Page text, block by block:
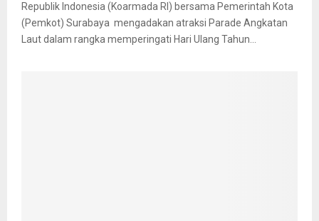
Republik Indonesia (Koarmada RI) bersama Pemerintah Kota
(Pemkot) Surabaya mengadakan atraksi Parade Angkatan
Laut dalam rangka memperingati Hari Ulang Tahun...